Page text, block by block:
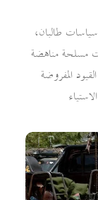
طالبان،
مسلحة مناهضة
المفروضة